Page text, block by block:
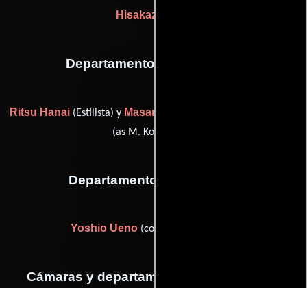
Hisakazu Tsuji
Departamento de maquillaje
Ritsu Hanai(Estilista) y Masanori Kobayashi
(as M. Kobayashi))
Departamento de vestuario
Yoshio Ueno (costume researcher)
Cámaras y departamento de electricidad